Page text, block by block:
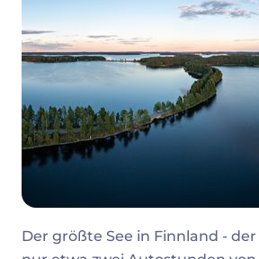
Der größte See in Finnland - der